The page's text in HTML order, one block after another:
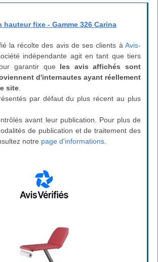
hauteur fixe - Gamme 326 Carina
la récolte des avis de ses clients à Avis-
indépendante agit en tant que tiers
garantir que les avis affichés sont
d'internautes ayant réellement
site
par défaut du plus récent au plus
avant leur publication. Pour plus de
de publication et de traitement des
notre page d'informations